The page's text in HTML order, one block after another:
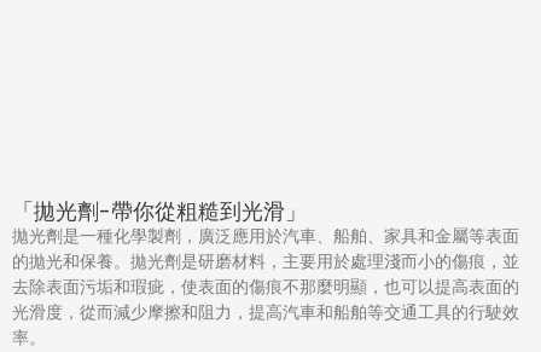
「拋光劑-帶你從粗糙到光滑」
拋光劑是一種化學製劑，廣泛應用於汽車、船舶、家具和金屬等表面
的拋光和保養。拋光劑是研磨材料，主要用於處理淺而小的傷痕，並
去除表面污垢和瑕疵，使表面的傷痕不那麼明顯，也可以提高表面的
光滑度，從而減少摩擦和阻力，提高汽車和船舶等交通工具的行駛效
率。